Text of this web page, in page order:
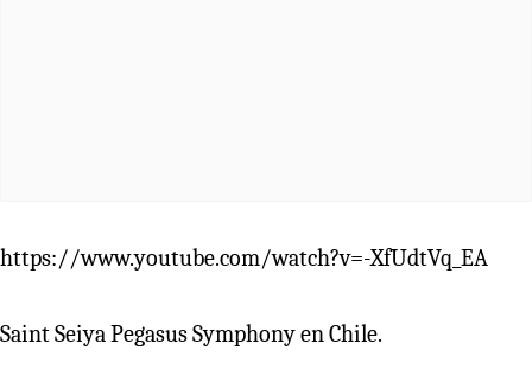
https://www.youtube.com/watch?v=-XfUdtVq_EA
Saint Seiya Pegasus Symphony en Chile.